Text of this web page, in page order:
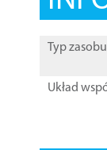
Typ
Układ